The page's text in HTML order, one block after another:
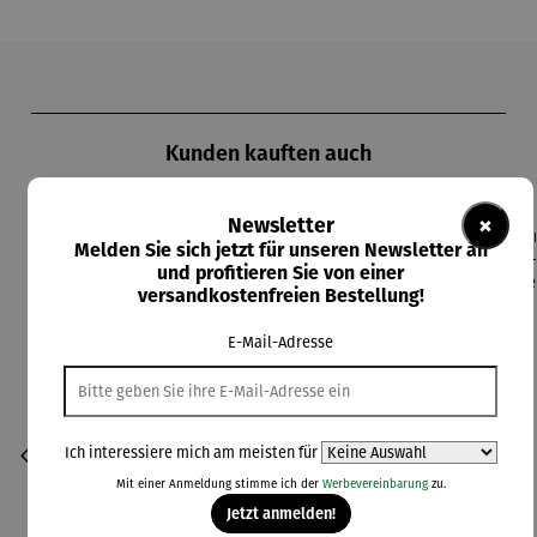
Kunden kauften auch
36% gespartRabatt26% gespartRabatt
×
Newsletter
Melden Sie sich jetzt für unseren Newsletter an
und profitieren Sie von einer
versandkostenfreien Bestellung!
E-Mail-Adresse
Ich interessiere mich am meisten für
Mit einer Anmeldung stimme ich der Werbevereinbarungzu.
Jetzt anmelden!